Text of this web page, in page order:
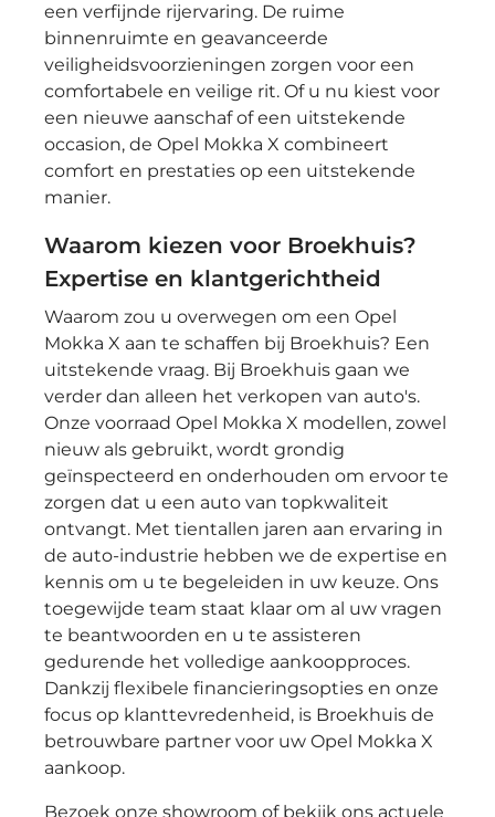
een verfijnde rijervaring. De ruime
binnenruimte en geavanceerde
veiligheidsvoorzieningen zorgen voor een
comfortabele en veilige rit. Of u nu kiest voor
een nieuwe aanschaf of een uitstekende
occasion, de Opel Mokka X combineert
comfort en prestaties op een uitstekende
manier.
Waarom kiezen voor Broekhuis?
Expertise en klantgerichtheid
Waarom zou u overwegen om een Opel
Mokka X aan te schaffen bij Broekhuis? Een
uitstekende vraag. Bij Broekhuis gaan we
verder dan alleen het verkopen van auto's.
Onze voorraad Opel Mokka X modellen, zowel
nieuw als gebruikt, wordt grondig
geïnspecteerd en onderhouden om ervoor te
zorgen dat u een auto van topkwaliteit
ontvangt. Met tientallen jaren aan ervaring in
de auto-industrie hebben we de expertise en
kennis om u te begeleiden in uw keuze. Ons
toegewijde team staat klaar om al uw vragen
te beantwoorden en u te assisteren
gedurende het volledige aankoopproces.
Dankzij flexibele financieringsopties en onze
focus op klanttevredenheid, is Broekhuis de
betrouwbare partner voor uw Opel Mokka X
aankoop.
Bezoek onze showroom of bekijk ons actuele